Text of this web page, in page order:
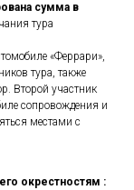
сумма в
тура
«Феррари»,
тура, также
Второй участник
сопровождения и
местами с
окрестностям :